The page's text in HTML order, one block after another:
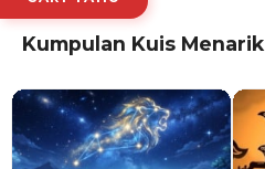
Kumpulan Kuis Menarik